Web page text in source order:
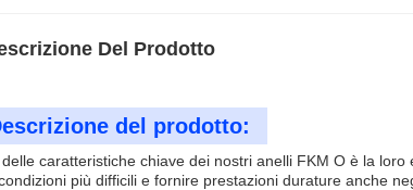
Del Prodotto
del prodotto:
delle caratteristiche chiave dei nostri anelli FKM O è la
più difficili e fornire prestazioni durature anche